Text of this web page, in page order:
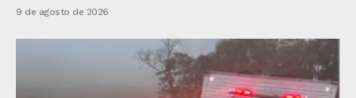
9 de agosto de 2026